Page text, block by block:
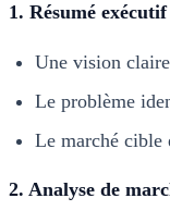
1. Résumé
Une vision
Le problème
Le marché cible
2. Analyse de